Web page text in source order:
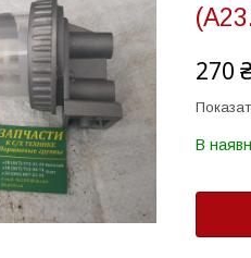
270
В